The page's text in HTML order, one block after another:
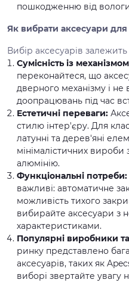
пошкодженню від
Як вибрати аксесуари
Вибір аксесуарів залежить
Сумісність із
переконайтеся, що
дверного механізму і
доопрацювань під час
Естетичні переваги:
стилю інтер'єру. Для
латунні та дерев'яні
мінімалістичних вироби
алюмінію.
Функціональні потреби:
важливі: автоматичне
можливість тихого
вибирайте аксесуари з
характеристиками.
Популярні виробники
ринку представлено
аксесуарів, таких як
виборі звертайте увагу